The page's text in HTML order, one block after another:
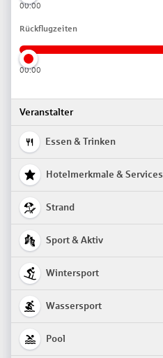
00:00
Rückflugzeiten
00:00
Veranstalter
Essen & Trinken
Hotelmerkmale & Services
Strand
Sport & Aktiv
Wintersport
Wassersport
Pool